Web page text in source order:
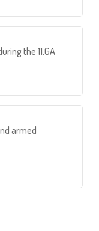
the 11.GA
armed